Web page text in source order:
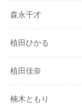
森永千才
植田ひかる
植田佳奈
楠木ともり